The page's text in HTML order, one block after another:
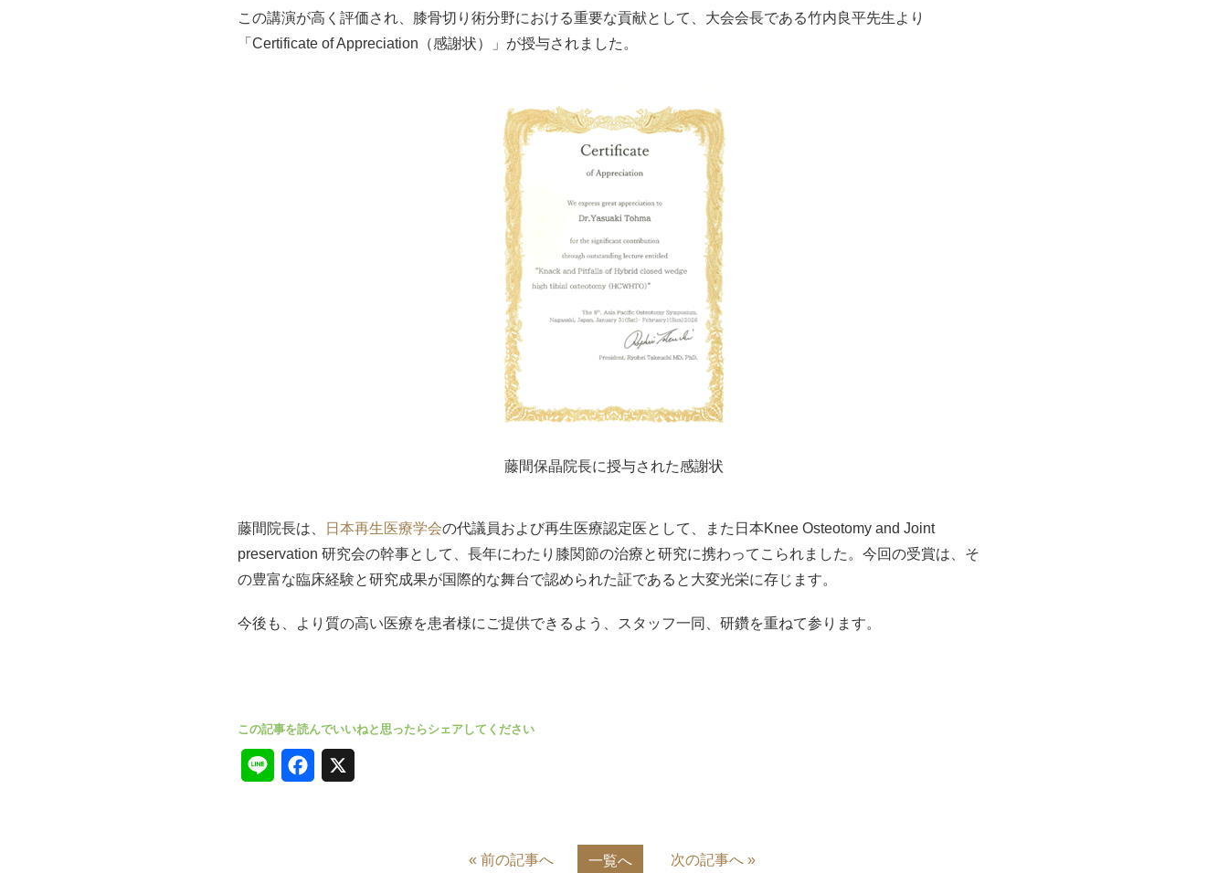
この講演が高く評価され、膝骨切り術分野における重要な貢献として、大会会長である竹内良平先生より
「Certificate of Appreciation（感謝状）」が授与されました。
藤間保晶院長に授与された感謝状
藤間院長は、 日本再生医療学会の代議員および再生医療認定医として、また日本Knee Osteotomy and Joint
preservation 研究会の幹事として、長年にわたり膝関節の治療と研究に携わってこられました。今回の受賞は、そ
の豊富な臨床経験と研究成果が国際的な舞台で認められた証であると大変光栄に存じます。
今後も、より質の高い医療を患者様にご提供できるよう、スタッフ一同、研鑽を重ねて参ります。
« 前の記事へ 一覧へ 次の記事へ »